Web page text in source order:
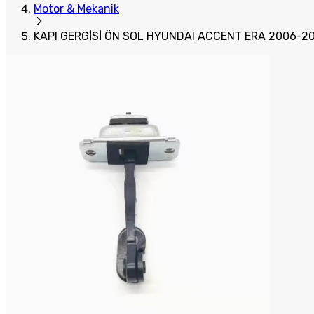
Motor & Mekanik
KAPI GERGİSİ ÖN SOL HYUNDAI ACCENT ERA 2006-